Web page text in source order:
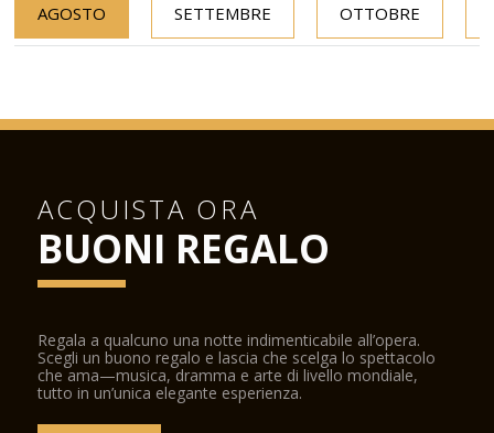
AGOSTO SETTEMBRE OTTOBRE
ACQUISTA ORA
BUONI REGALO
Regala a qualcuno una notte indimenticabile all’opera.
Scegli un buono regalo e lascia che scelga lo spettacolo
che ama—musica, dramma e arte di livello mondiale,
tutto in un’unica elegante esperienza.